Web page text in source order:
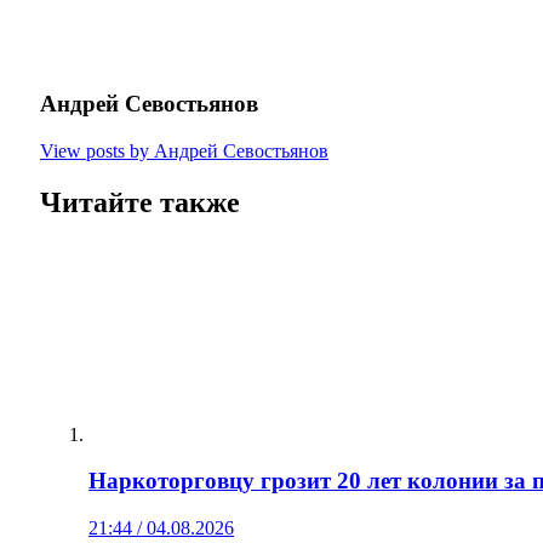
Андрей Севостьянов
View posts by Андрей Севостьянов
Читайте также
Наркоторговцу грозит 20 лет колонии
21:44 / 04.08.2026